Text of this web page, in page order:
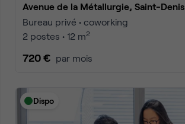
Avenue de la Métallurgie, Saint-Denis
Bureau privé • coworking
2 postes • 12 m2
720 € par mois
Dispo